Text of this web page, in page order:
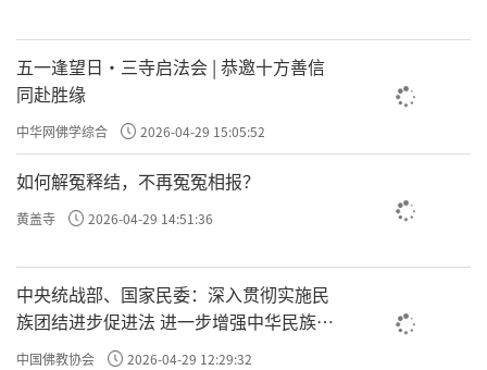
许方勇解读《了凡四训》（十八）
许方勇解读《了凡四训》（十九）
许方勇解读《了凡四训》（二十）
许方勇解读《了凡四训》（二一）
许方勇解读《了凡四训》（二三）
许方勇解读《了凡四训》（二四）
五一逢望日・三寺启法会 | 恭邀十方善信
同赴胜缘
中华网佛学综合 2026-04-29 15:05:52
如何解冤释结，不再冤冤相报？
黄盖寺 2026-04-29 14:51:36
中央统战部、国家民委：深入贯彻实施民
族团结进步促进法 进一步增强中华民族凝
聚力向心力
中国佛教协会 2026-04-29 12:29:32